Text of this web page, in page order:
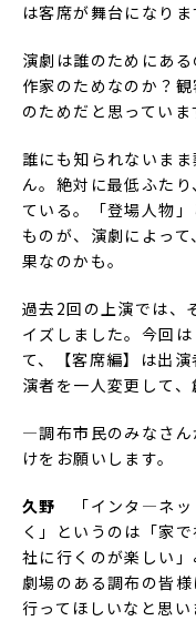
は客席が舞台になりま
演劇は誰のためにあ
作家のためなのか？
のためだと思っていま
誰にも知られないま
ん。絶対に最低ふた
ている。「登場人物
ものが、演劇によっ
果なのかも。
過去2回の上演では、
イズしました。今回
て、【客席編】は出
演者を一人変更して、
―調布市民のみなさん
けをお願いします。
久野 「インタ―ネッ
く」というのは「家
社に行くのが楽しい
劇場のある調布の皆
行ってほしいなと思